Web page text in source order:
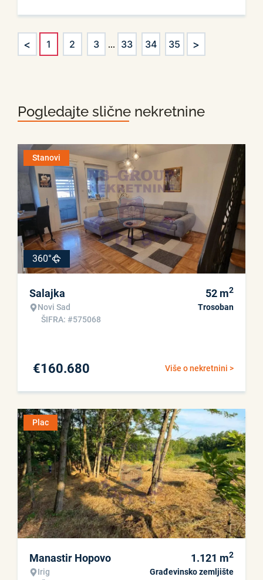
< 1 2 3 ... 33 34 35 >
Pogledajte slične nekretnine
Stanovi
360°
Salajka
Novi Sad
ŠIFRA: #575068
52 m2
Trosoban
Više o nekretnini >
€160.680
Plac
Manastir Hopovo
Irig
1.121 m2
Građevinsko zemljište